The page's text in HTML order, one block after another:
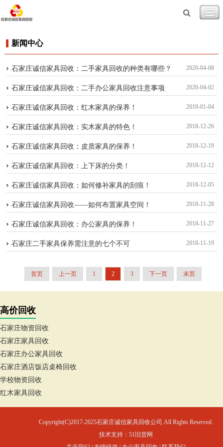
新闻中心
2020-04-08
石家庄诚信家具回收：二手家具回收的种类有哪些？
2020-04-02
石家庄诚信家具回收：二手办公家具回收注意事项
2019-01-04
石家庄诚信家具回收：红木家具的保养！
2018-12-26
石家庄诚信家具回收：实木家具的特色！
2018-12-19
石家庄诚信家具回收：皮质家具的保养！
2018-12-12
石家庄诚信家具回收：上下床的分类！
2018-12-05
石家庄诚信家具回收：如何修补家具的刮痕！
2018-11-28
石家庄诚信家具回收——如何布置家具空间！
2018-11-27
石家庄诚信家具回收：办公家具的保养！
2018-11-19
石家庄二手家具保养需注意的七个不可
首页 上一页 1 2 3 下一页 末页
高价回收
石家庄物资回收
石家庄家具回收
石家庄办公家具回收
石家庄酒店饭店桌椅回收
学校物资回收
红木家具回收
Copyright(C)2017-2025石家庄诚信家具回收公司.All Rights Reserved.
技术支持： 51旧货网